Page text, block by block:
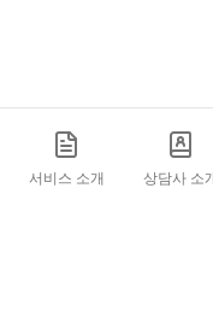
서비스 소개 상담사 소